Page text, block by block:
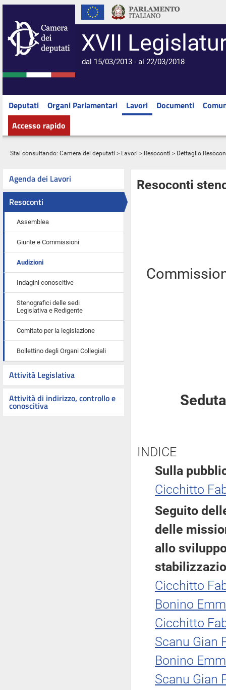
XVII
dal 15/03/2013 - al 22/03/2018
Deputati Organi Parlamentari Lavori Documenti
Accesso rapido
Stai consultando: Camera dei deputati > Lavori > Resoconti > Dettaglio
Agenda dei Lavori
Resoconti
Assemblea
Giunte e Commissioni
Audizioni
Indagini conoscitive
Stenografici delle sedi
Legislativa e Redigente
Comitato per la legislazione
Bollettino degli Organi Collegiali
Attività Legislativa
Attività di indirizzo, controllo e
conoscitiva
Resoconti
INDICE
Sulla
Cicchitto
Seguito
delle
allo
Cicchitto
Bonino
Cicchitto
Scanu Gian
Bonino
Scanu Gian